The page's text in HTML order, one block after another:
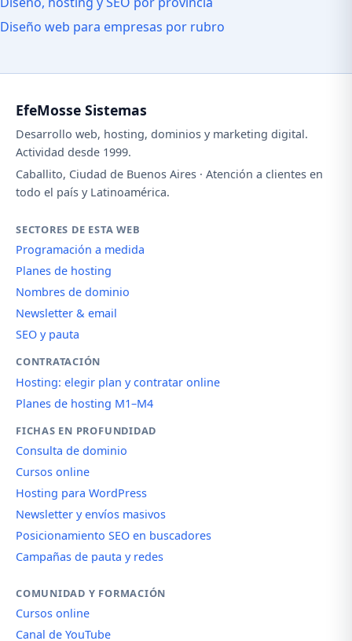
Diseño web para empresas por rubro
EfeMosse Sistemas
Desarrollo web, hosting, dominios y marketing digital.
Actividad desde 1999.
Caballito, Ciudad de Buenos Aires · Atención a clientes en
todo el país y Latinoamérica.
SECTORES DE ESTA WEB
Programación a medida
Planes de hosting
Nombres de dominio
Newsletter & email
SEO y pauta
CONTRATACIÓN
Hosting: elegir plan y contratar online
Planes de hosting M1–M4
FICHAS EN PROFUNDIDAD
Consulta de dominio
Cursos online
Hosting para WordPress
Newsletter y envíos masivos
Posicionamiento SEO en buscadores
Campañas de pauta y redes
COMUNIDAD Y FORMACIÓN
Cursos online
Canal de YouTube